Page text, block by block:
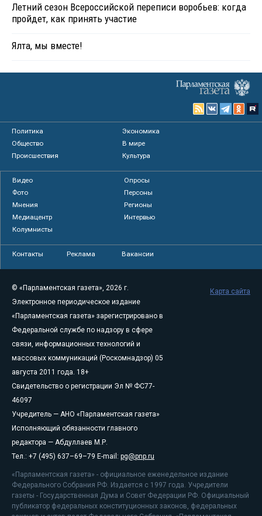
Летний сезон Всероссийской переписи воробьев: когда
пройдет, как принять участие
Ялта, мы вместе!
Политика
Экономика
Общество
В мире
Происшествия
Культура
Видео
Опросы
Фото
Персоны
Мнения
Регионы
Медиацентр
Интервью
Колумнисты
Контакты Реклама Вакансии
© «Парламентская газета», 2026 г.
Электронное периодическое издание
«Парламентская газета» зарегистрировано в
Федеральной службе по надзору в сфере
связи, информационных технологий и
массовых коммуникаций (Роскомнадзор) 05
августа 2011 года. 18+
Свидетельство о регистрации Эл № ФС77-
46097
Учредитель — АНО «Парламентская газета»
Исполняющий обязанности главного
редактора — Абдуллаев М.Р.
Тел.: +7 (495) 637–69–79 E-mail: pg@pnp.ru
«Парламентская газета» - официальное еженедельное издание
Федерального Собрания РФ. Издается с 1997 года. Учредители
газеты - Государственная Дума и Совет Федерации РФ. Официальный
публикатор федеральных конституционных законов, федеральных
Карта сайта